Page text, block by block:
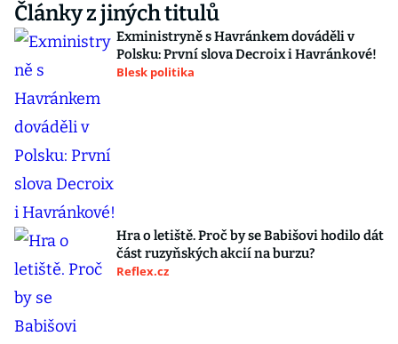
Články z jiných titulů
Exministryně s Havránkem dováděli v
Polsku: První slova Decroix i Havránkové!
Blesk politika
Hra o letiště. Proč by se Babišovi hodilo dát
část ruzyňských akcií na burzu?
Reflex.cz